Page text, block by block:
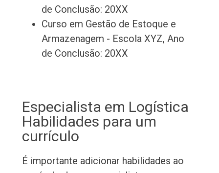
de Conclusão: 20XX
Curso em Gestão de Estoque e
Armazenagem - Escola XYZ, Ano
de Conclusão: 20XX
Especialista em Logística
Habilidades para um
currículo
É importante adicionar habilidades ao